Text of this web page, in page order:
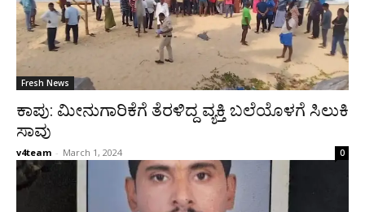
Fresh News
ಕಾಪು: ಮೀನುಗಾರಿಕೆಗೆ ತೆರಳಿದ್ದ ವ್ಯಕ್ತಿ ಬಲೆಯೊಳಗೆ ಸಿಲುಕಿ
ಸಾವು
v4team - March 1, 2024 0